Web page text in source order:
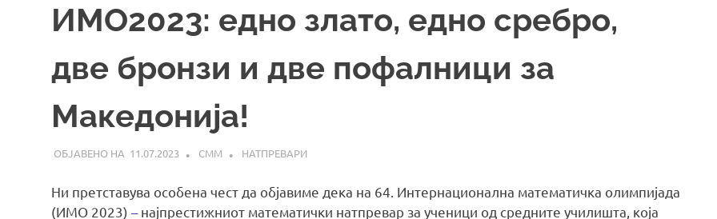
ИМО2023: едно злато, едно сребро,
две бронзи и две пофалници за
Македонија!
11.07.2023 СММ НАТПРЕВАРИ
Ни претставува особена чест да објавиме дека на 64. Интернационална математичка олимпијада
(ИМО 2023) –најпрестижниот математички натпревар за ученици од средните училишта, која